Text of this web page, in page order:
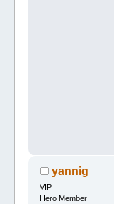
yannig
VIP
Hero Member